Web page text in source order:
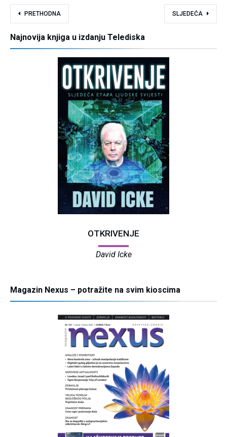
PRETHODNA SLJEDEĆA
Najnovija knjiga u izdanju Telediska
OTKRIVENJE
David Icke
Magazin Nexus – potražite na svim kioscima